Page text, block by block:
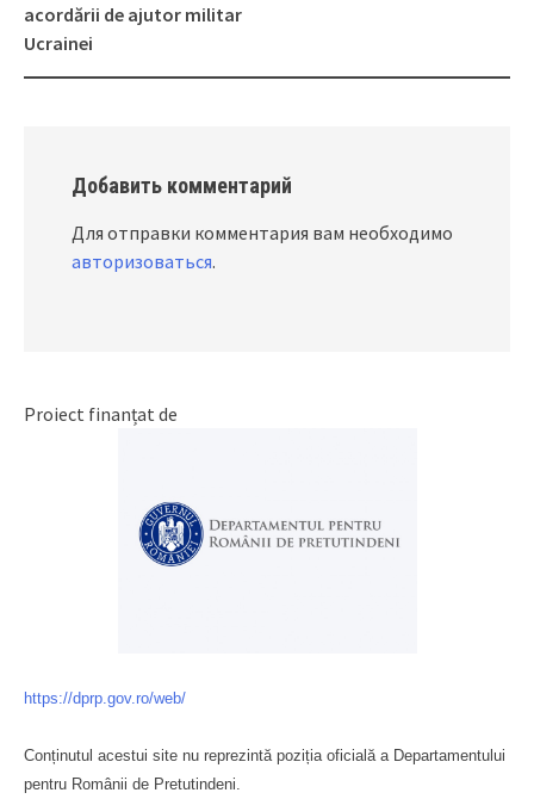
acordării de ajutor militar
Ucrainei
Добавить комментарий
Для отправки комментария вам необходимо
авторизоваться.
Proiect finanțat de
https://dprp.gov.ro/web/
Conținutul acestui site nu reprezintă poziția oficială a Departamentului
pentru Românii de Pretutindeni.